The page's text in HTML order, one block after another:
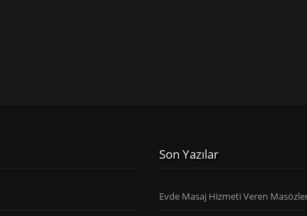
Son Yazılar
Evde Masaj Hizmeti Veren